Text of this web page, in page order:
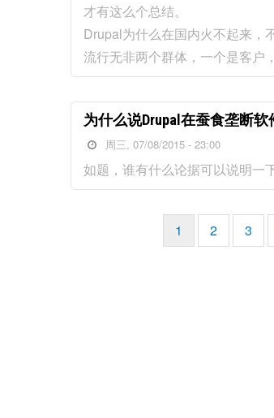
才有这么个总结。
Drupal为什么在国内火不起来，
流行无非两个群体，一个是客户
为什么说Drupal在蚕食垄断
周三, 07/08/2015 - 23:00
如题，谁有什么论据可以说明一
当
前
1
页
面
2
页
面
3